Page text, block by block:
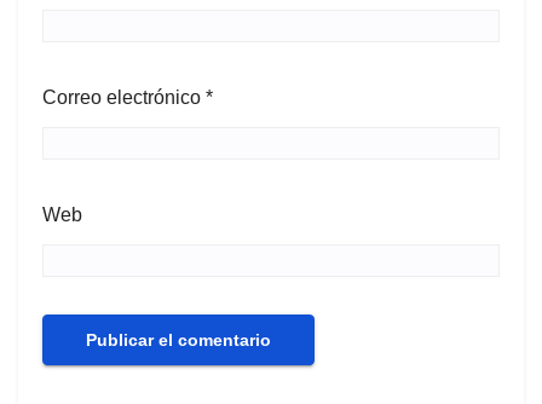
Correo electrónico *
Web